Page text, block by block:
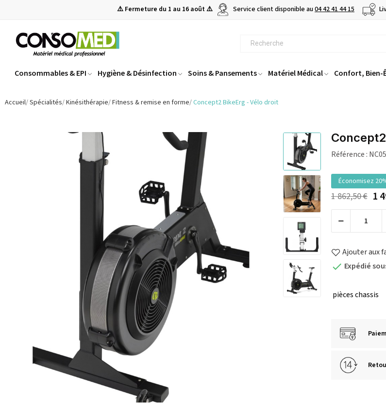
⚠️ Fermeture du 1 au 16 août ⚠️ Service client disponible au04 42 41 44 15
Consommables & EPI Hygiène & Désinfection Soins & Pansements Matériel Médical Confort, Bien-
Accueil Spécialités Kinésithérapie Fitness & remise en forme Concept2 BikeErg - Vélo droit
Référence :
Économisez
1 862,50 € 1
Ajouter aux
 Expédié
pièceschassis